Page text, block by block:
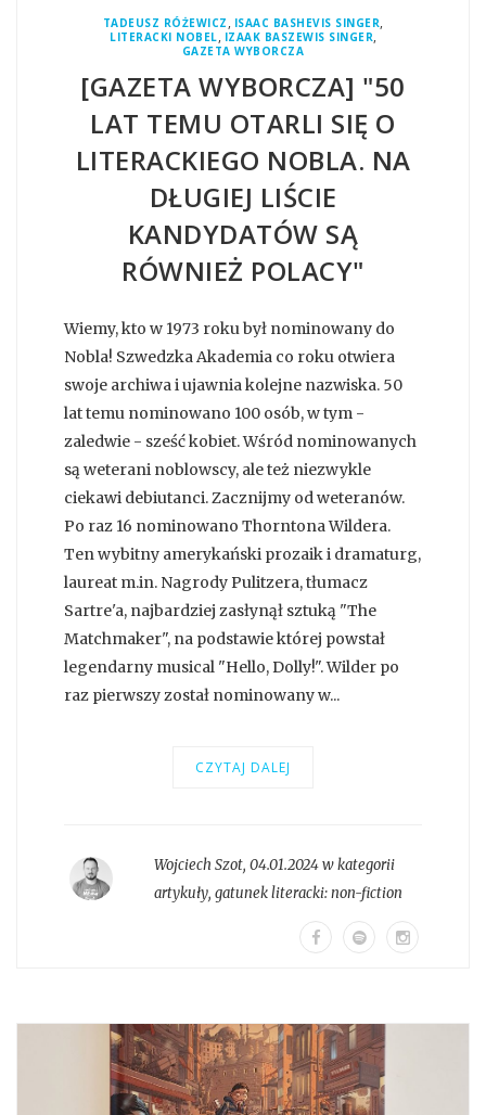
TADEUSZ RÓŻEWICZ , ISAAC BASHEVIS SINGER,
LITERACKI NOBEL, IZAAK BASZEWIS SINGER,
GAZETA WYBORCZA
[GAZETA WYBORCZA] "50
LAT TEMU OTARLI SIĘ O
LITERACKIEGO NOBLA. NA
DŁUGIEJ LIŚCIE
KANDYDATÓW SĄ
RÓWNIEŻ POLACY"
Wiemy, kto w 1973 roku był nominowany do
Nobla! Szwedzka Akademia co roku otwiera
swoje archiwa i ujawnia kolejne nazwiska. 50
lat temu nominowano 100 osób, w tym -
zaledwie - sześć kobiet. Wśród nominowanych
są weterani noblowscy, ale też niezwykle
ciekawi debiutanci. Zacznijmy od weteranów.
Po raz 16 nominowano Thorntona Wildera.
Ten wybitny amerykański prozaik i dramaturg,
laureat m.in. Nagrody Pulitzera, tłumacz
Sartre'a, najbardziej zasłynął sztuką "The
Matchmaker", na podstawie której powstał
legendarny musical "Hello, Dolly!". Wilder po
raz pierwszy został nominowany w...
CZYTAJ DALEJ
Wojciech Szot, 04.01.2024 w kategorii
artykuły, gatunek literacki:non-fiction